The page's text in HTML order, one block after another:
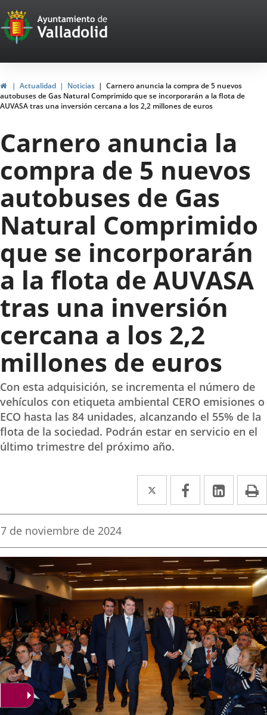
Portal
Web
del
Ayuntamiento
de
Valladolid
InicioActualidad Noticias
Carnero anuncia la compra de 5 nuevos
autobuses de Gas Natural Comprimido que se incorporarán a la flota de
AUVASA tras una inversión cercana a los 2,2 millones de euros
Carnero anuncia la
compra de 5 nuevos
autobuses de Gas
Natural Comprimido
que se incorporarán
a la flota de AUVASA
tras una inversión
cercana a los 2,2
millones de euros
Con esta adquisición, se incrementa el número de
vehículos con etiqueta ambiental CERO emisiones o
ECO hasta las 84 unidades, alcanzando el 55% de la
flota de la sociedad. Podrán estar en servicio en el
último trimestre del próximo año.
Twitter
Enlace
a
aplicación
externa.
Facebook
Enlace
a
aplicación
externa.
Enlace
a
Fecha
la
noticia
7 de noviembre de 2024